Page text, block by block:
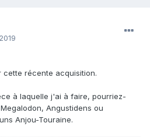
récente acquisition.
à laquelle j'ai à faire, pourriez-
Angustidens ou
Anjou-Touraine.